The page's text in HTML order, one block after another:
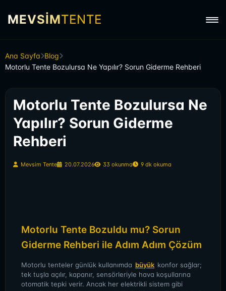
MEVSİMTENTE
Ana Sayfa Blog
Motorlu Tente Bozulursa Ne Yapılır? Sorun Giderme Rehberi
Motorlu Tente Bozulursa Ne
Yapılır? Sorun Giderme
Rehberi
Mevsim Tente 20.07.2026 33 okunma 9 dk okuma
Motorlu Tente Bozuldu mu? Sorun
Giderme Rehberi ile Adım Adım Çözüm
Motorlu tenteler günlük kullanımda büyük konfor sağlar;
tek tuşla açılır, kapanır, sensörleriyle hava koşullarına
otomatik tepki verir. Ancak her elektrikli sistem gibi